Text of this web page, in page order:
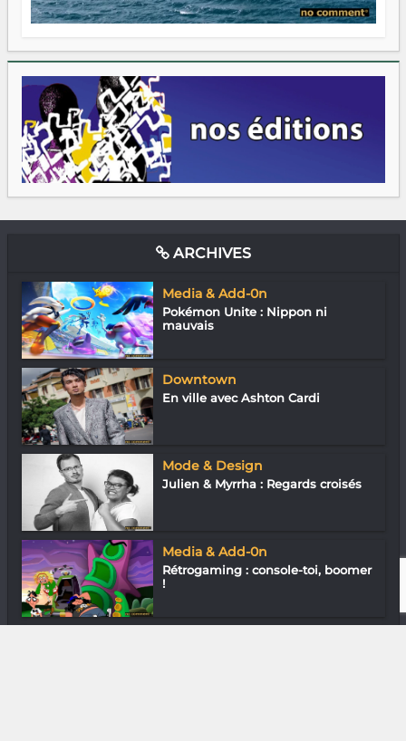
ARCHIVES
Media & Add-0n
Pokémon Unite : Nippon ni
mauvais
Downtown
En ville avec Ashton Cardi
Mode & Design
Julien & Myrrha : Regards croisés
Media & Add-0n
Rétrogaming : console-toi, boomer
!